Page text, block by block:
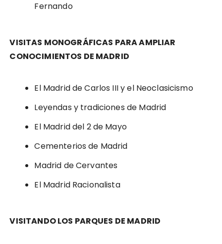
Fernando
VISITAS MONOGRÁFICAS PARA AMPLIAR
CONOCIMIENTOS DE MADRID
El Madrid de Carlos III y el Neoclasicismo
Leyendas y tradiciones de Madrid
El Madrid del 2 de Mayo
Cementerios de Madrid
Madrid de Cervantes
El Madrid Racionalista
VISITANDO LOS PARQUES DE MADRID